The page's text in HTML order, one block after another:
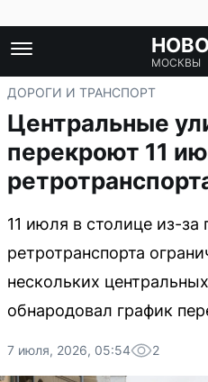
МОСКВЫ
ДОРОГИ И ТРАНСПОРТ
Центральные
перекроют 11
11 июля в столице из-за
ретротранспорта
нескольких
обнародовал график
7 июля, 2026, 05:54 2